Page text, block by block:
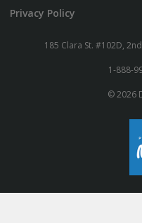
Privacy Policy
185 Clara St. #102D,
1-888-
© 2026